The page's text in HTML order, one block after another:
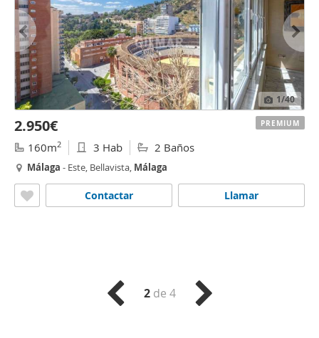
1/40
2.950€
160m2 3 Hab 2 Baños
Málaga - Este, Bellavista, Málaga
Llamar
Contactar
PREMIUM
2de 4